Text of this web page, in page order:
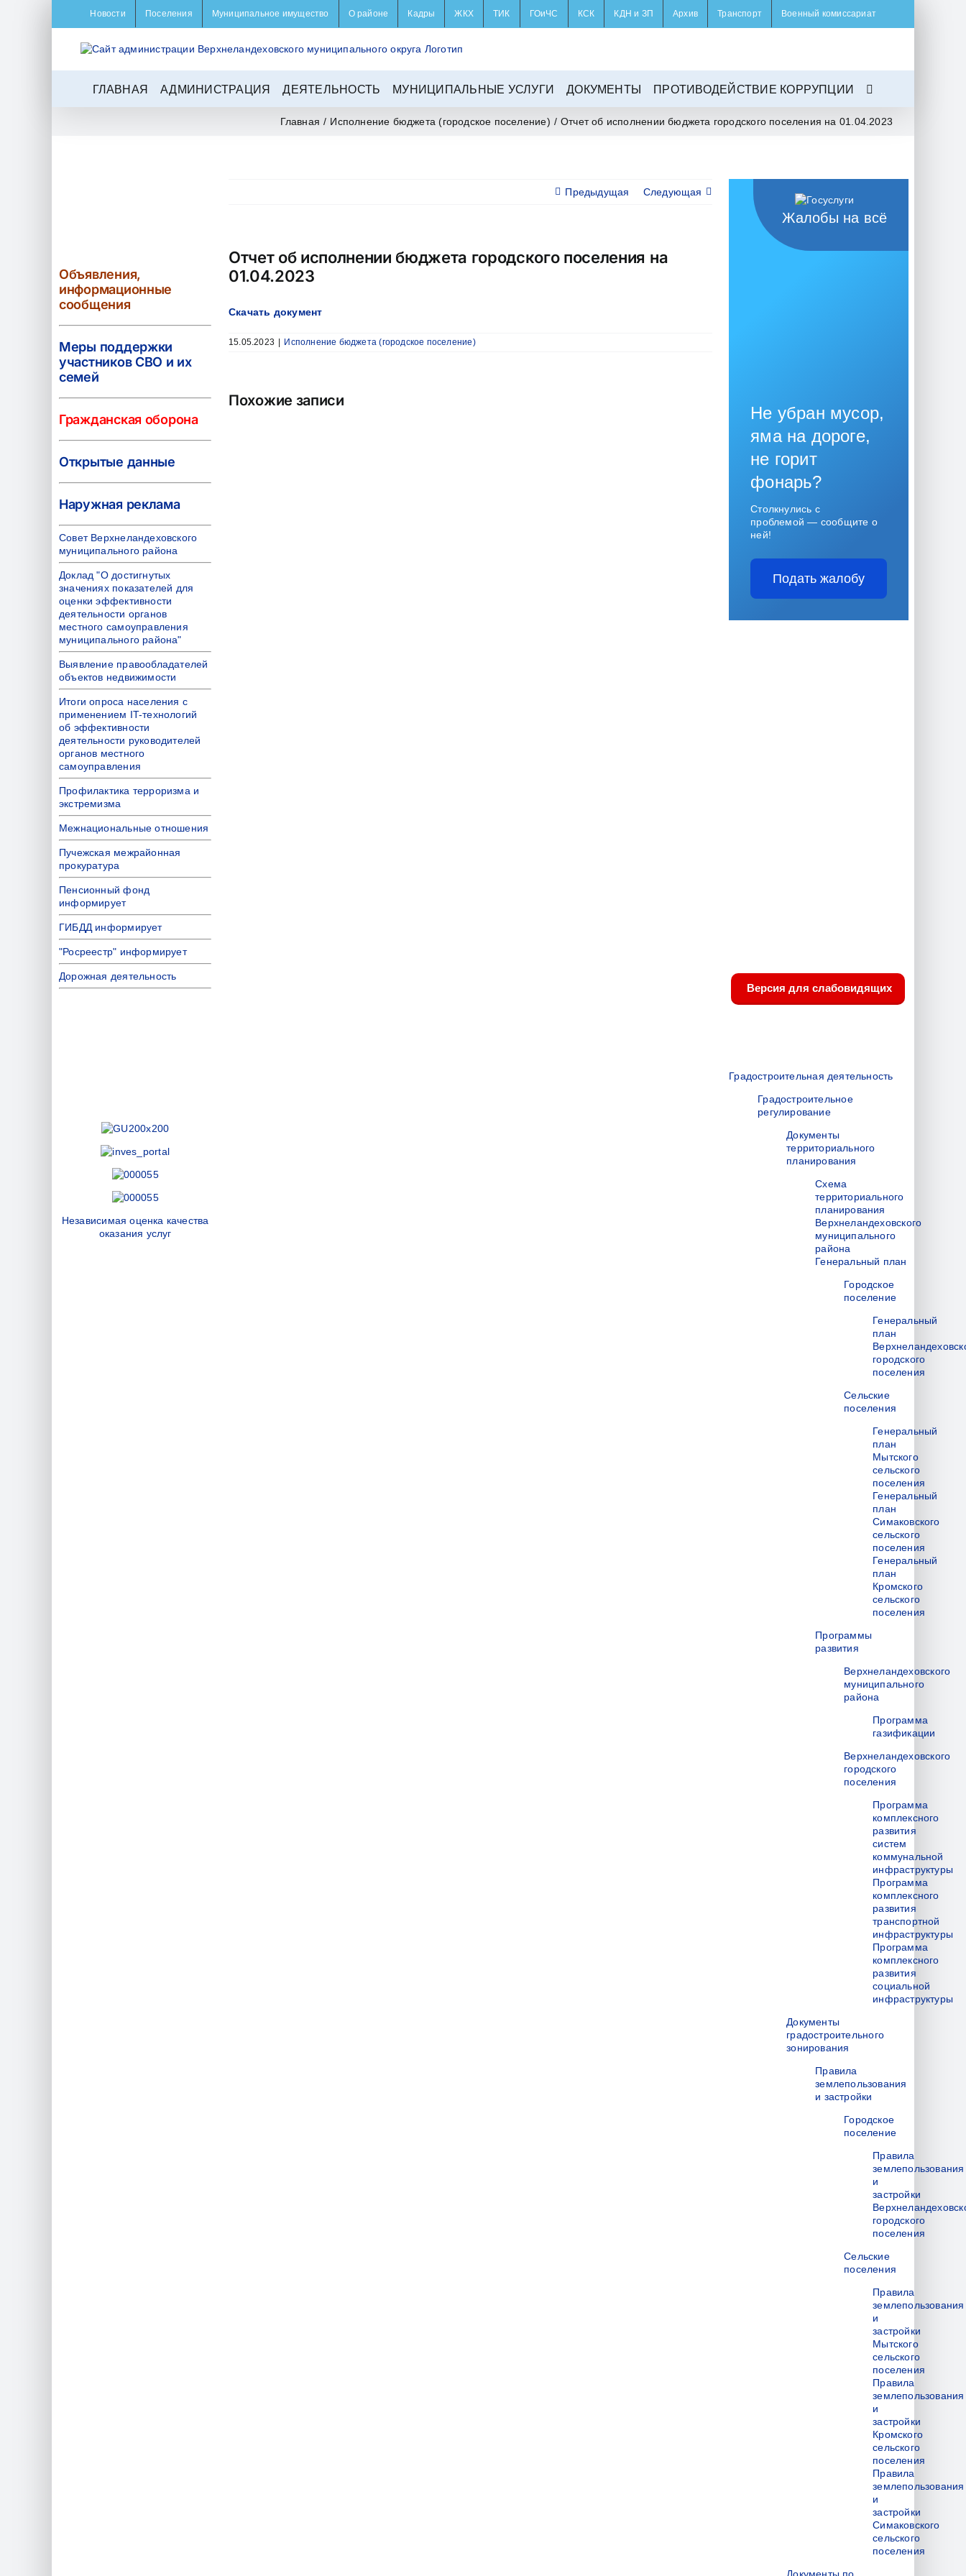
Новости Поселения Муниципальное имущество О районе Кадры ЖКХ ТИК ГОиЧС КСК КДН и ЗП Архив Транспорт Военный комиссариат
ГЛАВНАЯ АДМИНИСТРАЦИЯ ДЕЯТЕЛЬНОСТЬ МУНИЦИПАЛЬНЫЕ УСЛУГИ ДОКУМЕНТЫ ПРОТИВОДЕЙСТВИЕ КОРРУПЦИИ
Главная / Исполнение бюджета (городское поселение) / Отчет об исполнении бюджета городского поселения на 01.04.2023
Предыдущая Следующая
Отчет об исполнении бюджета городского поселения на
01.04.2023
Скачать документ
15.05.2023 Исполнение бюджета (городское поселение)
Похожие записи
Объявления,
информационные
сообщения
Меры поддержки
участников СВО и их
семей
Гражданская оборона
Открытые данные
Наружная реклама
Совет Верхнеландеховского
муниципального района
Доклад "О достигнутых
значениях показателей для
оценки эффективности
деятельности органов
местного самоуправления
муниципального района"
Выявление правообладателей
объектов недвижимости
Итоги опроса населения с
применением IT-технологий
об эффективности
деятельности руководителей
органов местного
самоуправления
Профилактика терроризма и
экстремизма
Межнациональные отношения
Пучежская межрайонная
прокуратура
Пенсионный фонд
информирует
ГИБДД информирует
"Росреестр" информирует
Дорожная деятельность
Независимая оценка качества
оказания услуг
Жалобы на всё
Не убран мусор,
яма на дороге,
не горит
фонарь?
Столкнулись с
проблемой — сообщите о
ней!
Подать жалобу
Версия для слабовидящих
Градостроительная деятельность
Градостроительное
регулирование
Документы
территориального
планирования
Схема
территориального
планирования
Верхнеландеховского
муниципального
района
Генеральный план
Городское
поселение
Генеральный
план
городского
поселения
Сельские
поселения
Генеральный
план
Мытского
сельского
поселения
Генеральный
план
Симаковского
сельского
поселения
Генеральный
план
Кромского
сельского
поселения
Программы
развития
Верхнеландеховского
муниципального
района
Программа
газификации
Верхнеландеховского
городского
поселения
Программа
комплексного
развития
систем
коммунальной
инфраструктуры
Программа
комплексного
развития
транспортной
инфраструктуры
Программа
комплексного
развития
социальной
инфраструктуры
Документы
градостроительного
зонирования
Правила
землепользования
и застройки
Городское
поселение
Правила
землепользования
и
застройки
городского
поселения
Сельские
поселения
Правила
землепользования
и
застройки
Мытского
сельского
поселения
Правила
землепользования
и
застройки
Кромского
сельского
поселения
Правила
землепользования
и
застройки
Симаковского
сельского
поселения